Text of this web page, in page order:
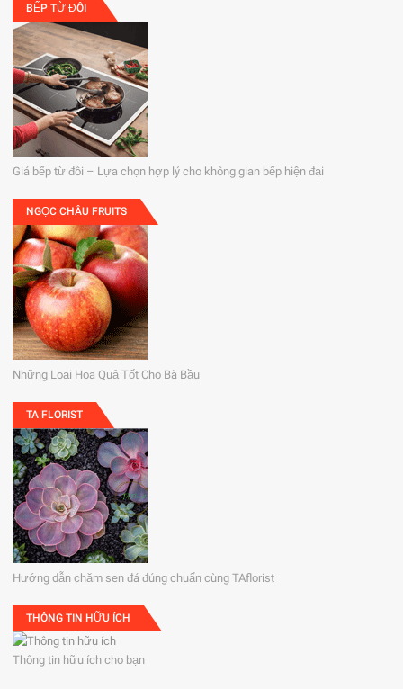
BẾP TỪ ĐÔI
Giá bếp từ đôi – Lựa chọn hợp lý cho không gian bếp hiện đại
NGỌC CHÂU FRUITS
Những Loại Hoa Quả Tốt Cho Bà Bầu
TA FLORIST
Hướng dẫn chăm sen đá đúng chuẩn cùng TAflorist
THÔNG TIN HỮU ÍCH
Thông tin hữu ích cho bạn